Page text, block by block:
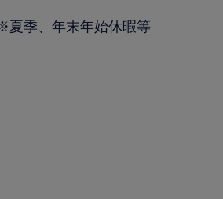
季、年末年始休暇等